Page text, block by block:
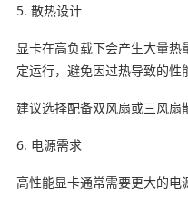
5. 散热设计
显卡在高负载下会产生大量
定运行，避免因过热导致的性
建议选择配备双风扇或三风扇
6. 电源需求
高性能显卡通常需要更大的电